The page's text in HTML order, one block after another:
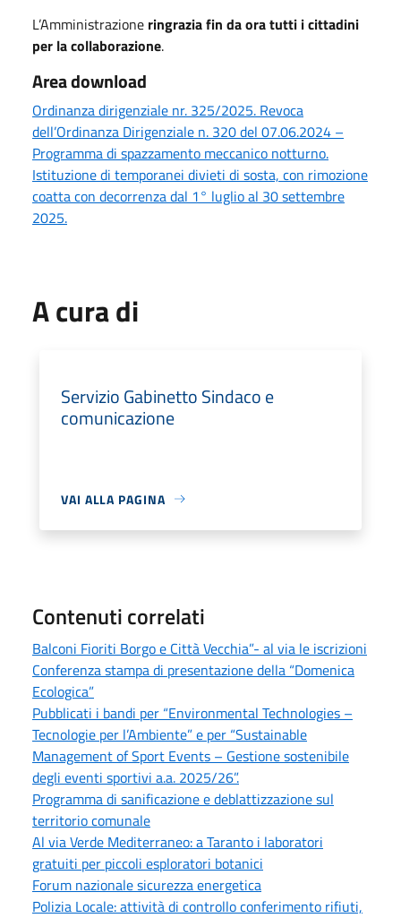
L’Amministrazione ringrazia fin da ora tutti i cittadini
per la collaborazione.
Area download
Ordinanza dirigenziale nr. 325/2025. Revoca
dell’Ordinanza Dirigenziale n. 320 del 07.06.2024 –
Programma di spazzamento meccanico notturno.
Istituzione di temporanei divieti di sosta, con rimozione
coatta con decorrenza dal 1° luglio al 30 settembre
2025.
A cura di
Servizio Gabinetto Sindaco e
comunicazione
VAI ALLA PAGINA
Contenuti correlati
Balconi Fioriti Borgo e Città Vecchia”- al via le iscrizioni
Conferenza stampa di presentazione della “Domenica
Ecologica”
Pubblicati i bandi per “Environmental Technologies –
Tecnologie per l’Ambiente” e per “Sustainable
Management of Sport Events – Gestione sostenibile
degli eventi sportivi a.a. 2025/26”.
Programma di sanificazione e deblattizzazione sul
territorio comunale
Al via Verde Mediterraneo: a Taranto i laboratori
gratuiti per piccoli esploratori botanici
Forum nazionale sicurezza energetica
Polizia Locale: attività di controllo conferimento rifiuti,